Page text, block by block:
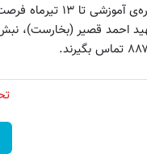
ساعات اداری به مرکز فرهنگی
احمد قصیر (بخارست)،